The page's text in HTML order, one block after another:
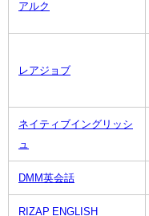
アルク
レアジョブ
ネイティブイングリッシ
ュ
DMM英会話
RIZAP ENGLISH